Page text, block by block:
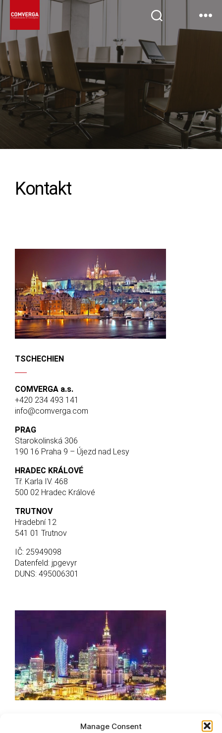
Manage Consent
Kontakt
TSCHECHIEN
COMVERGA a.s.
+420 234 493 141
info@comverga.com
PRAG
Starokolinská 306
190 16 Praha 9 – Újezd nad Lesy
HRADEC KRÁLOVÉ
Tř. Karla IV. 468
500 02 Hradec Králové
TRUTNOV
Hradební 12
541 01 Trutnov
IČ: 25949098
Datenfeld: jpgevyr
DUNS: 495006301